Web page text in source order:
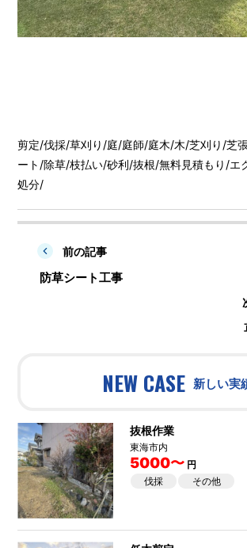
剪定/伐採/草刈り /庭/庭師/庭木/木/芝刈り /芝
ート /除草/枝払い/砂利/抜根/無料見積もり /エ
処分/
前の記事
防草シート工事
NEW CASE 新しい実
抜根作業
東海市内
5000〜円
伐採 その他